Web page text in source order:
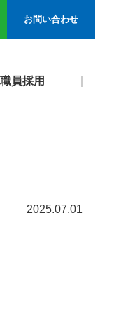
職員採用
お問い合わせ
2025.07.01